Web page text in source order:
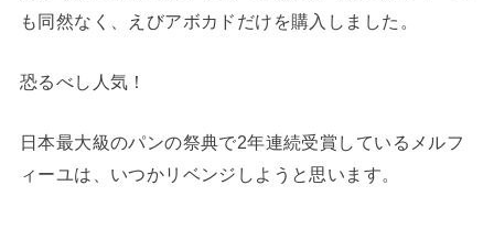
も同然なく、えびアボカドだけを購入しました。
恐るべし人気！
日本最大級のパンの祭典で2年連続受賞しているメルフ
ィーユは、いつかリベンジしようと思います。